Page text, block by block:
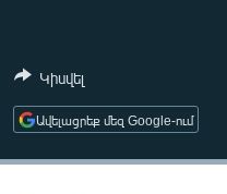
ՄԵԿՆԱԲԱՆՈՒԹՅՈՒՆ
Կիսվել
Ավելացրեք մեզ Google-ում